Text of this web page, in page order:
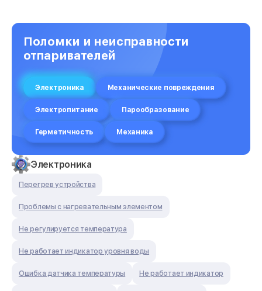
Поломки и неисправности
отпаривателей
Электроника Механические повреждения
Электропитание Парообразование
Герметичность Механика
Электроника
Перегрев устройства
Проблемы с нагревательным элементом
Не регулируется температура
Не работает индикатор уровня воды
Ошибка датчика температуры Не работает индикатор